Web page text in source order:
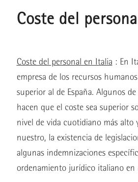
Coste del
Coste del personal en Italia : En
empresa de los recursos
superior al de España. Algunos
hacen que el coste sea superior
nivel de vida cuotidiano más alto
nuestro, la existencia de
algunas indemnizaciones
ordenamiento jurídico italiano en